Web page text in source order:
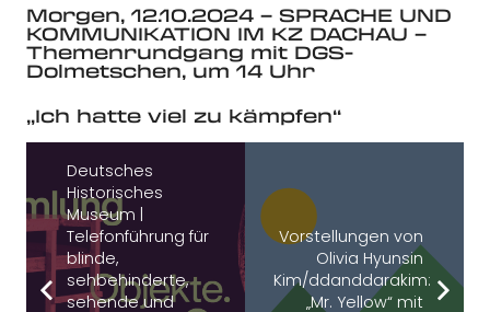
Morgen, 12.10.2024 – SPRACHE UND
KOMMUNIKATION IM KZ DACHAU –
Themenrundgang mit DGS-
Dolmetschen, um 14 Uhr
„Ich hatte viel zu kämpfen“
Deutsches
Historisches
Museum |
Telefonführung für
blinde,
sehbehinderte,
sehende und
Vorstellungen von
Olivia Hyunsin
Kim/ddanddarakim:
„Mr. Yellow“ mit